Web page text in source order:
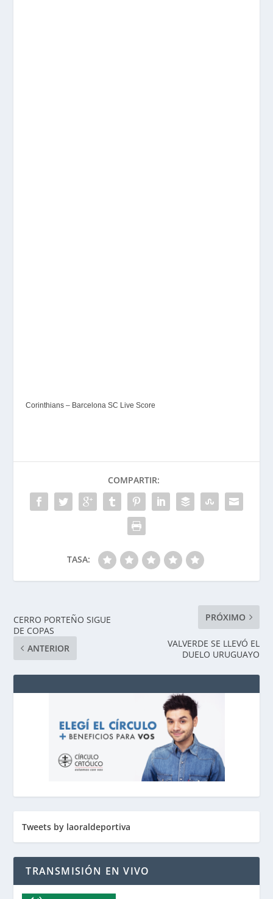
Corinthians – Barcelona SC Live Score
COMPARTIR:
TASA:
CERRO PORTEÑO SIGUE
DE COPAS
ANTERIOR
PRÓXIMO
VALVERDE SE LLEVÓ EL
DUELO URUGUAYO
Tweets by laoraldeportiva
TRANSMISIÓN EN VIVO